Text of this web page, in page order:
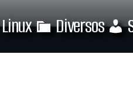
Linux Diversos